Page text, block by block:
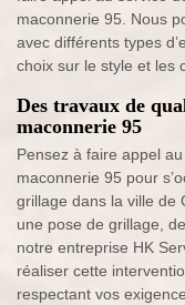
maconnerie 95. Nous
avec différents types
choix sur le style et les
Des travaux de
maconnerie 95
Pensez à faire appel
maconnerie 95 pour
grillage dans la ville de
une pose de grillage,
notre entreprise HK
réaliser cette
respectant vos